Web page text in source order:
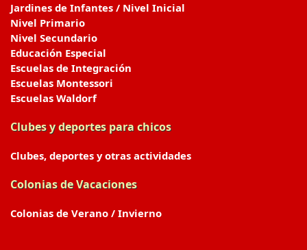
Jardines de Infantes / Nivel Inicial
Nivel Primario
Nivel Secundario
Educación Especial
Escuelas de Integración
Escuelas Montessori
Escuelas Waldorf
Clubes y deportes para chicos
Clubes, deportes y otras actividades
Colonias de Vacaciones
Colonias de Verano / Invierno